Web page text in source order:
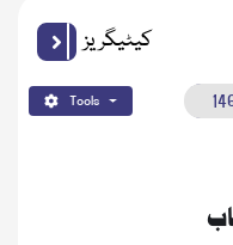
کیٹیگریز
Tools